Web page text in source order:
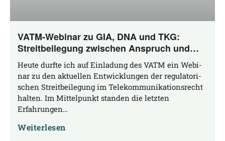
VATM-Webinar zu GIA, DNA und TKG:
Streitbeilegung zwischen Anspruch und
Praxis
Heu­te durf­te ich auf Ein­la­dung des VATM ein Web­i­
nar zu den aktu­el­len Ent­wick­lun­gen der regu­la­to­ri­
schen Streit­bei­le­gung im Tele­kom­mu­ni­ka­ti­ons­recht
hal­ten. Im Mit­tel­punkt stan­den die letz­ten
Erfahrungen…
Weiterlesen